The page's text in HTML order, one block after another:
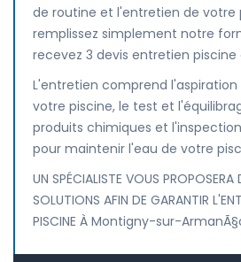
de routine et l'entretien de votre
remplissez simplement notre
recevez 3 devis entretien
L'entretien comprend
votre piscine, le test et
produits chimiques et
pour maintenir l'eau de votre
UN SPÉCIALISTE VOUS PROPOSERA
SOLUTIONS AFIN DE GARANTIR
PISCINE À Montigny-sur-